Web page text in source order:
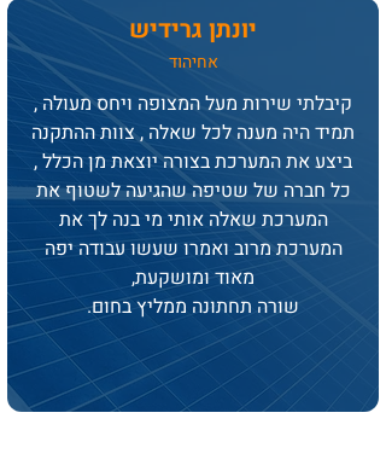
יונתן גרידיש
אחיהוד
קיבלתי שירות מעל המצופה ויחס מעולה ,
תמיד היה מענה לכל שאלה , צוות ההתקנה
ביצע את המערכת בצורה יוצאת מן הכלל ,
כל חברה של שטיפה שהגיעה לשטוף את
המערכת שאלה אותי מי בנה לך את
המערכת מרוב ואמרו שעשו עבודה יפה
מאוד ומושקעת,
שורה תחתונה ממליץ בחום.